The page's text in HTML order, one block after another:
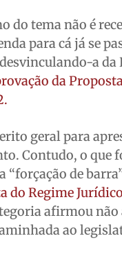
do tema não é
para cá já se
a da
da
geral para
Contudo, o que
“forçação de
do Regime
afirmou não
ao